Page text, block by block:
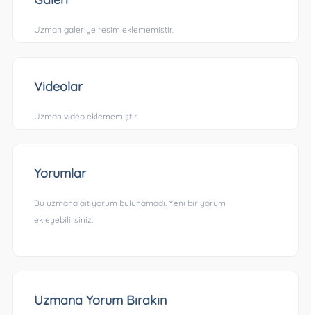
Uzman galeriye resim eklememiştir.
Videolar
Uzman video eklememiştir.
Yorumlar
Bu uzmana ait yorum bulunamadı. Yeni bir yorum
ekleyebilirsiniz.
Uzmana Yorum Bırakın